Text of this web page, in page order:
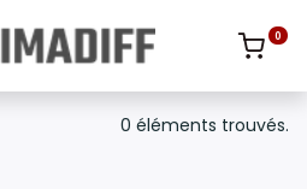
0
0 éléments trouvés.